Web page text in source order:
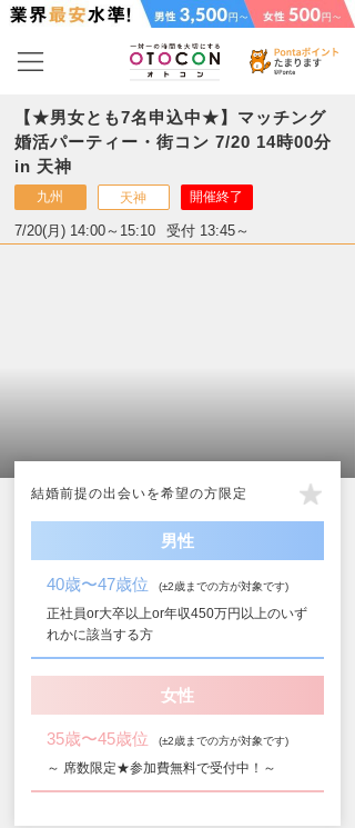
【★男女とも7名申込中★】マッチング
婚活パーティー・街コン 7/20 14時00分
in 天神
九州 天神 開催終了
7/20(月) 14:00～15:10 受付 13:45～
結婚前提の出会いを希望の方限定
男性
40歳〜47歳位 (±2歳までの方が対象です)
正社員or大卒以上or年収450万円以上のいず
れかに該当する方
女性
35歳〜45歳位 (±2歳までの方が対象です)
～ 席数限定★参加費無料で受付中！～